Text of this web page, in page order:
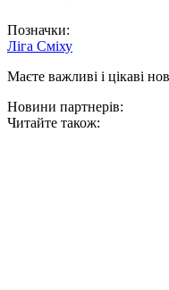
Позначки:
Ліга Сміху
Маєте важливі і цікаві
Новини партнерів:
Читайте також: